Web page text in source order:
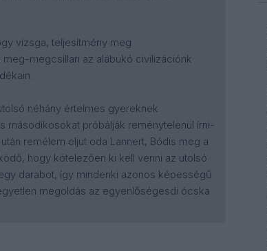
vizsga, teljesítmény meg
megcsillan az alábukó civilizációnk
néhány értelmes gyereknek
másodikosokat próbálják reménytelenül írni-
remélem eljut oda Lannert, Bódis meg a
hogy kötelezően ki kell venni az utolsó
darabot, így mindenki azonos képességű
megoldás az egyenlőségesdi ócska